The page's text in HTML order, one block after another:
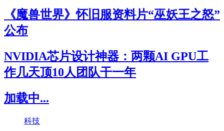
《魔兽世界》怀旧服资料片“巫妖王之怒”
公布
NVIDIA芯片设计神器：两颗AI GPU工
作几天顶10人团队干一年
加载中...
科技